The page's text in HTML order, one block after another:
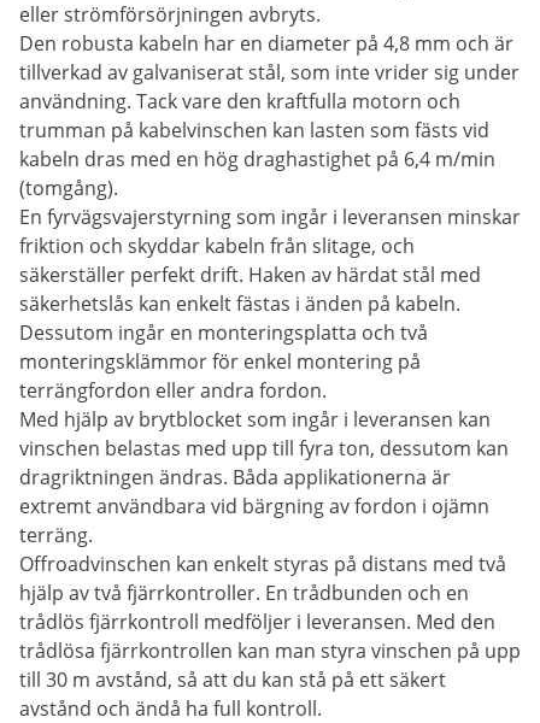
eller strömförsörjningen avbryts.
Den robusta kabeln har en diameter på 4,8 mm och är
tillverkad av galvaniserat stål, som inte vrider sig under
användning. Tack vare den kraftfulla motorn och
trumman på kabelvinschen kan lasten som fästs vid
kabeln dras med en hög draghastighet på 6,4 m/min
(tomgång).
En fyrvägsvajerstyrning som ingår i leveransen minskar
friktion och skyddar kabeln från slitage, och
säkerställer perfekt drift. Haken av härdat stål med
säkerhetslås kan enkelt fästas i änden på kabeln.
Dessutom ingår en monteringsplatta och två
monteringsklämmor för enkel montering på
terrängfordon eller andra fordon.
Med hjälp av brytblocket som ingår i leveransen kan
vinschen belastas med upp till fyra ton, dessutom kan
dragriktningen ändras. Båda applikationerna är
extremt användbara vid bärgning av fordon i ojämn
terräng.
Offroadvinschen kan enkelt styras på distans med två
hjälp av två fjärrkontroller. En trådbunden och en
trådlös fjärrkontroll medföljer i leveransen. Med den
trådlösa fjärrkontrollen kan man styra vinschen på upp
till 30 m avstånd, så att du kan stå på ett säkert
avstånd och ändå ha full kontroll.